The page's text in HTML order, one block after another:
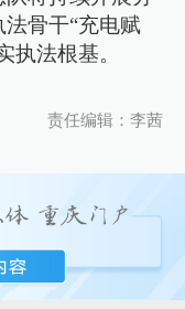
骨干“充电赋
执法根基。
责任编辑：李茜